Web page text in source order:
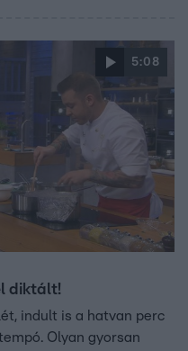
5:08
diktált!
indult is a hatvan perc
Olyan gyorsan